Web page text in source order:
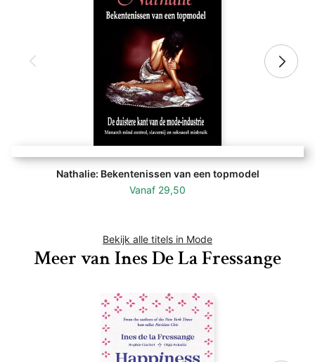
Nathalie: Bekentenissen van een topmodel
Vanaf 29,50
Bekijk alle titels in Mode
Meer van Ines De La Fressange